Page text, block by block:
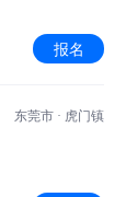
报名
东莞市 · 虎门镇